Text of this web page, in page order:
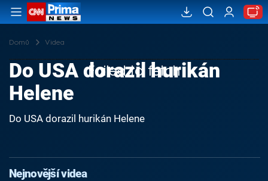
Domů Videa
Failed to fetch
Do USA dorazil hurikán
Helene
Do USA dorazil hurikán Helene
Nejnovější videa